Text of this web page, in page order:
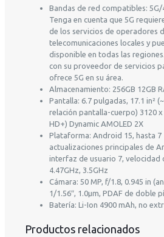
Bandas de red compatibles: 5G/
Tenga en cuenta que 5G
de los servicios de operadores
telecomunicaciones locales y
disponible en todas las
con su proveedor de servicios
ofrece 5G en su área.
Almacenamiento: 256GB 12GB
Pantalla: 6.7 pulgadas, 17.1 in²
relación pantalla-cuerpo) 3120 x
HD+) Dynamic AMOLED 2X
Plataforma: Android 15, hasta 7
actualizaciones principales de
interfaz de usuario 7, velocidad
4.47GHz, 3.5GHz
Cámara: 50 MP, f/1.8, 0.945 in
1/1.56″, 1.0µm, PDAF de doble
Batería: Li-Ion 4900 mAh, no
Productos relacionados